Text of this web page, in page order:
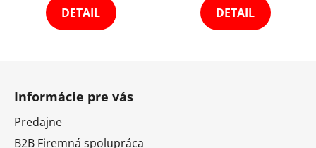
DETAIL DETAIL
Informácie pre vás
Predajne
B2B Firemná spolupráca